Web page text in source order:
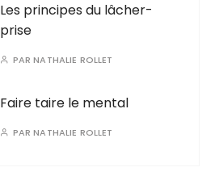
Les principes du lâcher-
prise
PARNATHALIE ROLLET
Faire taire le mental
PARNATHALIE ROLLET